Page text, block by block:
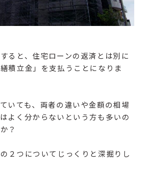
ると、住宅ローンの返済とは別に
積立金」を支払うことになりま
いても、両者の違いや金額の相場
よく分からないという方も多いの
？
２つについてじっくりと深掘りし